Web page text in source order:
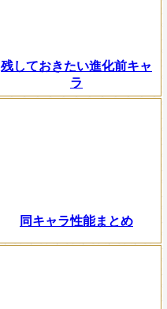
残しておきたい進化前キャ
ラ
同キャラ性能まとめ